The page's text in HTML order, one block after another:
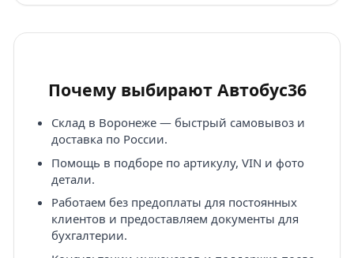
Почему выбирают Автобус36
Склад в Воронеже — быстрый самовывоз и
доставка по России.
Помощь в подборе по артикулу, VIN и фото
детали.
Работаем без предоплаты для постоянных
клиентов и предоставляем документы для
бухгалтерии.